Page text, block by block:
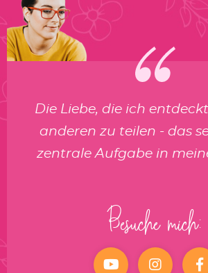
Die Liebe, die ich
anderen zu teilen - das
zentrale Aufgabe in
Besuche mich:
YouTube Instagram